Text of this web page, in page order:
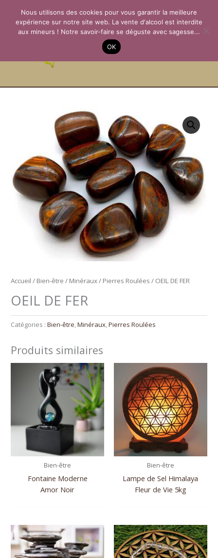
contenu
La Passion des
Terroirs
Accueil / Bien-être / Minéraux/ Pierres Roulées / OEIL DE FER
OEIL DE FER
Catégories :Bien-être,Minéraux,Pierres Roulées
Produits similaires
Bien-être
Fontaine Moderne
Amor Noir
Bien-être
Lampe de Sel Himalaya
Fleur de Vie 5kg
Nous utilisons des cookies pour vous garantir la meilleure
expérience sur notre site web. La vente d'alcool est interdite
aux mineurs ! Notre savoir-faire se déguste avec sagesse...
OK